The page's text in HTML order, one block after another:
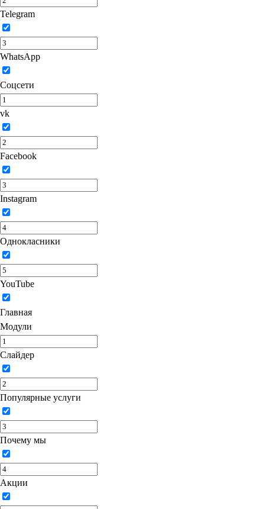
Telegram
WhatsApp
Соцсети
vk
Facebook
Instagram
Однокласники
YouTube
Главная
Модули
Слайдер
Популярные услуги
Почему мы
Акции